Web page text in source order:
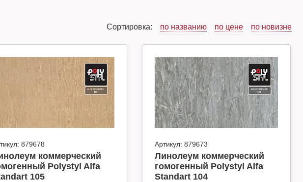
Сортировка: по названию по цене по новизне
879678
коммерческий
Polystyl Alfa
105
Артикул: 879673
Линолеум коммерческий
гомогенный Polystyl Alfa
Standart 104